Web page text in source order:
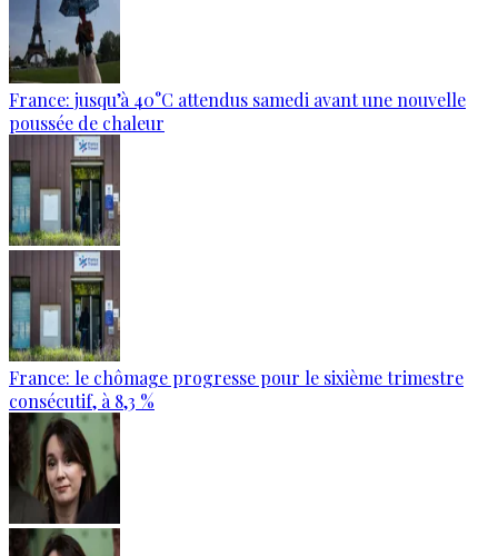
France: jusqu’à 40°C attendus samedi avant une nouvelle
poussée de chaleur
France: le chômage progresse pour le sixième trimestre
consécutif, à 8,3 %